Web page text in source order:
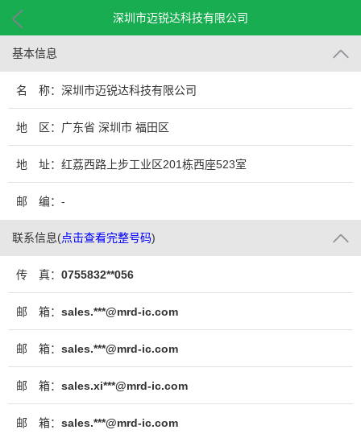
深圳市迈锐达科技有限公司
基本信息
名 称：深圳市迈锐达科技有限公司
地 区：广东省 深圳市 福田区
地 址：红荔西路上步工业区201栋西座523室
邮 编：-
联系信息(点击查看完整号码)
传 真： 0755832**056
邮 箱： sales.***@mrd-ic.com
邮 箱： sales.***@mrd-ic.com
邮 箱： sales.xi***@mrd-ic.com
邮 箱： sales.***@mrd-ic.com